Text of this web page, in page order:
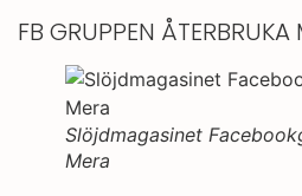
FB GRUPPEN ÅTERBRUKA
Slöjdmagasinet
Mera